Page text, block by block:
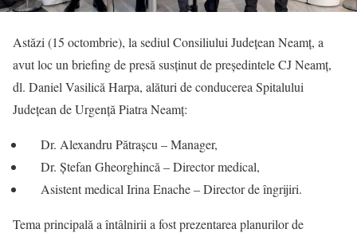
Astăzi (15 octombrie), la sediul Consiliului Județean Neamț, a
avut loc un briefing de presă susținut de președintele CJ Neamț,
dl. Daniel Vasilică Harpa, alături de conducerea Spitalului
Județean de Urgență Piatra Neamț:
Dr. Alexandru Pătrașcu – Manager,
Dr. Ștefan Gheorghincă – Director medical,
Asistent medical Irina Enache – Director de îngrijiri.
Tema principală a întâlnirii a fost prezentarea planurilor de